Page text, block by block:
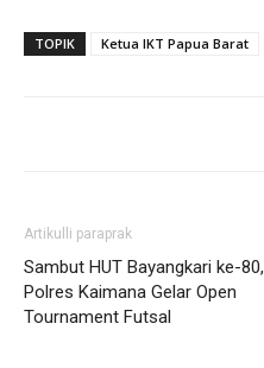
TOPIK Ketua IKT Papua Barat
Artikulli paraprak
Sambut HUT Bayangkari ke-80,
Polres Kaimana Gelar Open
Tournament Futsal